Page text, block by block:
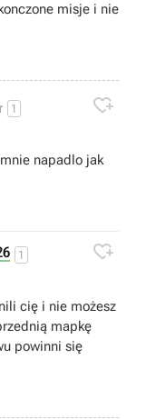
misje i nie
1 
napadlo jak
1 
cię i nie możesz
mapkę
powinni się